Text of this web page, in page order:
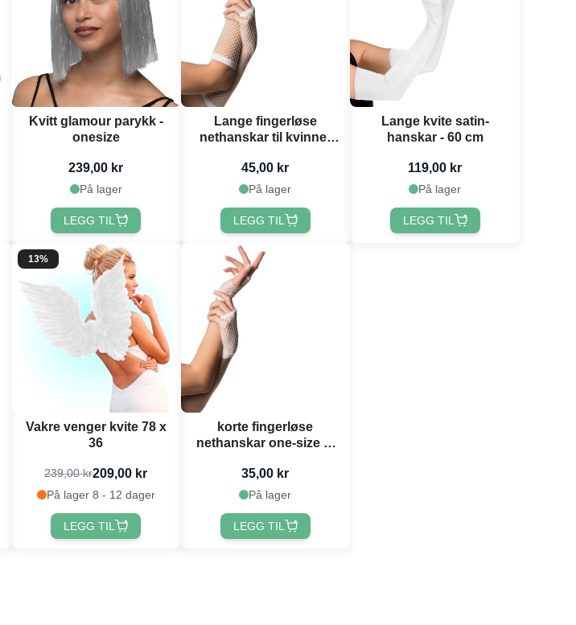
Kvitt glamour parykk -
onesize
239,00 kr
På lager
LEGG TIL
Lange fingerløse
nethanskar til kvinner
45,00 kr
På lager
LEGG TIL
Lange kvite satin-
hanskar - 60 cm
119,00 kr
På lager
LEGG TIL
13%
Vakre venger kvite 78 x
36
239,00 kr209,00 kr
På lager 8 - 12 dager
LEGG TIL
korte fingerløse
nethanskar one-size til
35,00 kr
På lager
LEGG TIL